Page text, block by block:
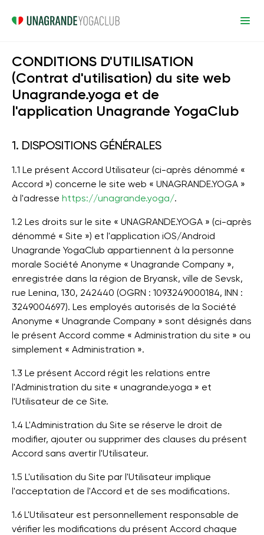
CONDITIONS D'UTILISATION
(Contrat d'utilisation) du site web
Unagrande.yoga et de
l'application Unagrande YogaClub
1. DISPOSITIONS GÉNÉRALES
1.1 Le présent Accord Utilisateur (ci-après dénommé «
Accord ») concerne le site web « UNAGRANDE.YOGA »
à l'adresse https://unagrande.yoga/.
1.2 Les droits sur le site « UNAGRANDE.YOGA » (ci-après
dénommé « Site ») et l'application iOS/Android
Unagrande YogaClub appartiennent à la personne
morale Société Anonyme « Unagrande Company »,
enregistrée dans la région de Bryansk, ville de Sevsk,
rue Lenina, 130, 242440 (OGRN : 1093249000184, INN :
3249004697). Les employés autorisés de la Société
Anonyme « Unagrande Company » sont désignés dans
le présent Accord comme « Administration du site » ou
simplement « Administration ».
1.3 Le présent Accord régit les relations entre
l'Administration du site « unagrande.yoga » et
l'Utilisateur de ce Site.
1.4 L'Administration du Site se réserve le droit de
modifier, ajouter ou supprimer des clauses du présent
Accord sans avertir l'Utilisateur.
1.5 L'utilisation du Site par l'Utilisateur implique
l'acceptation de l'Accord et de ses modifications.
1.6 L'Utilisateur est personnellement responsable de
vérifier les modifications du présent Accord chaque